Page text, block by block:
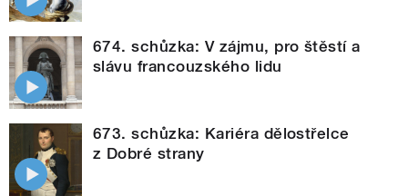
674. schůzka: V zájmu, pro štěstí a
slávu francouzského lidu
673. schůzka: Kariéra dělostřelce
z Dobré strany